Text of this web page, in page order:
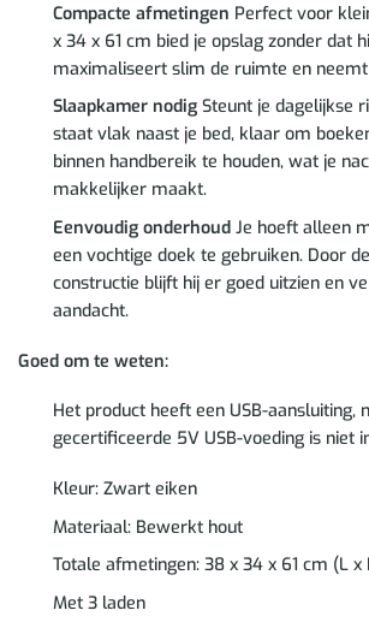
Compacte afmetingen Perfect voor
x 34 x 61 cm bied je opslag zonder dat
maximaliseert slim de ruimte en
Slaapkamer nodigSteunt je dagelijkse
staat vlak naast je bed, klaar om
binnen handbereik te houden, wat je
makkelijker maakt.
Eenvoudig onderhoudJe hoeft alleen
een vochtige doek te gebruiken. Door
constructie blijft hij er goed uitzien en
aandacht.
Goed om te weten:
Het product heeft een USB-aansluiting,
gecertificeerde 5V USB-voeding is niet
Kleur: Zwart eiken
Materiaal: Bewerkt hout
Totale afmetingen: 38 x 34 x 61 cm (L x
Met 3 laden